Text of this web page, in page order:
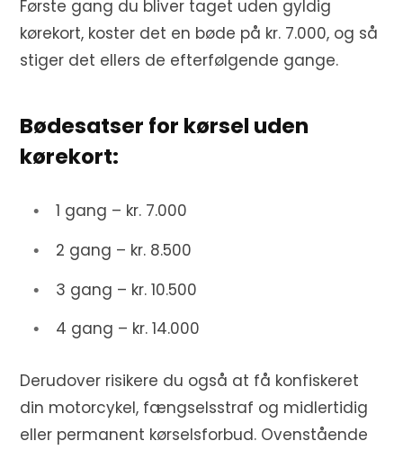
Første gang du bliver taget uden gyldig
kørekort, koster det en bøde på kr. 7.000, og så
stiger det ellers de efterfølgende gange.
Bødesatser for kørsel uden
kørekort:
1 gang – kr. 7.000
2 gang – kr. 8.500
3 gang – kr. 10.500
4 gang – kr. 14.000
Derudover risikere du også at få konfiskeret
din motorcykel, fængselsstraf og midlertidig
eller permanent kørselsforbud. Ovenstående